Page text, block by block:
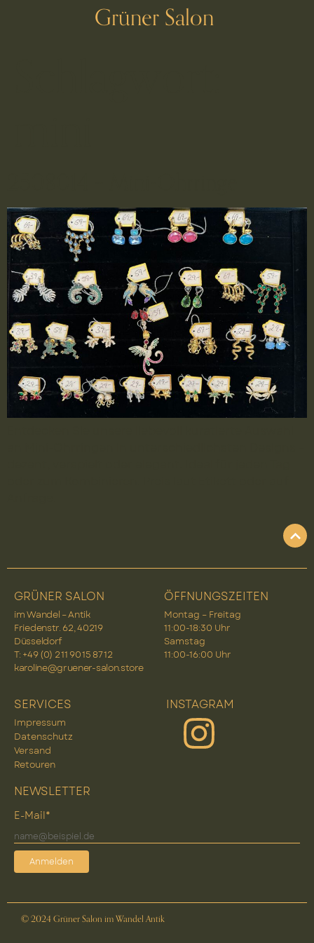
Grüner Salon
GRÜNER SALON
im Wandel – Antik
Friedenstr. 62, 40219
Düsseldorf
T: +49 (0) 2 11 90 15 87 12
karoline@gruener-salon.store
ÖFFNUNGSZEITEN
Montag – Freitag
11:00-18:30 Uhr
Samstag
11:00-16:00 Uhr
SERVICES
Impressum
Datenschutz
Versand
Retouren
INSTAGRAM
NEWSLETTER
E-Mail*
Anmelden
© 2024 Grüner Salon im Wandel Antik